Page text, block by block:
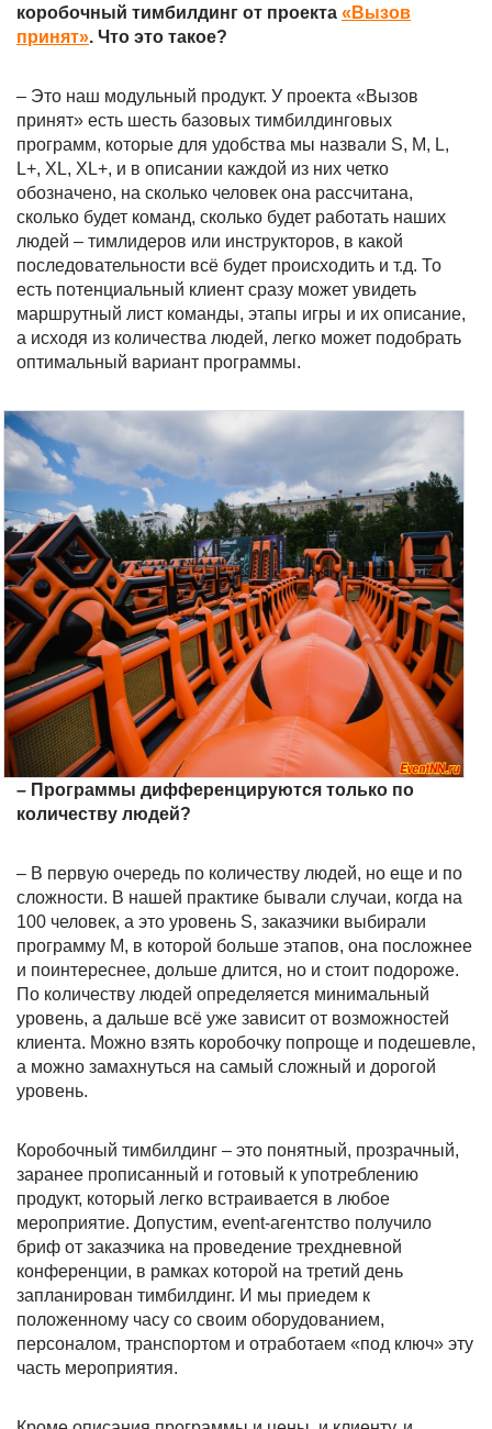
коробочный тимбилдинг от проекта «Вызов
принят». Что это такое?
– Это наш модульный продукт. У проекта «Вызов
принят» есть шесть базовых тимбилдинговых
программ, которые для удобства мы назвали S, M, L,
L+, XL, XL+, и в описании каждой из них четко
обозначено, на сколько человек она рассчитана,
сколько будет команд, сколько будет работать наших
людей – тимлидеров или инструкторов, в какой
последовательности всё будет происходить и т.д. То
есть потенциальный клиент сразу может увидеть
маршрутный лист команды, этапы игры и их описание,
а исходя из количества людей, легко может подобрать
оптимальный вариант программы.
– Программы дифференцируются только по
количеству людей?
– В первую очередь по количеству людей, но еще и по
сложности. В нашей практике бывали случаи, когда на
100 человек, а это уровень S, заказчики выбирали
программу M, в которой больше этапов, она посложнее
и поинтереснее, дольше длится, но и стоит подороже.
По количеству людей определяется минимальный
уровень, а дальше всё уже зависит от возможностей
клиента. Можно взять коробочку попроще и подешевле,
а можно замахнуться на самый сложный и дорогой
уровень.
Коробочный тимбилдинг – это понятный, прозрачный,
заранее прописанный и готовый к употреблению
продукт, который легко встраивается в любое
мероприятие. Допустим, event-агентство получило
бриф от заказчика на проведение трехдневной
конференции, в рамках которой на третий день
запланирован тимбилдинг. И мы приедем к
положенному часу со своим оборудованием,
персоналом, транспортом и отработаем «под ключ» эту
часть мероприятия.